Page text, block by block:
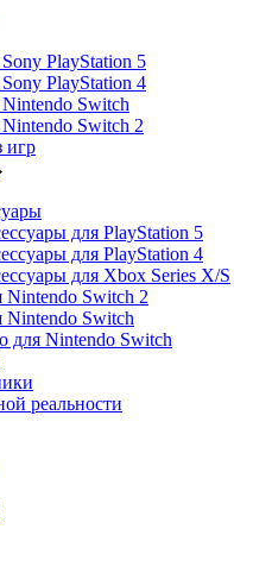
PlayStation 5
PlayStation 4
Switch
Switch 2
игр
для PlayStation 5
для PlayStation 4
для Xbox Series X/S
Nintendo Switch 2
Nintendo Switch
для Nintendo Switch
реальности